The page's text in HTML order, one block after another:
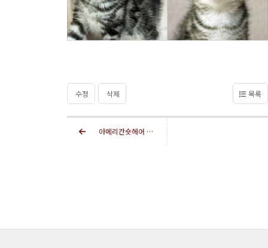
수정 삭제 목록
아메리칸숏헤어 분양